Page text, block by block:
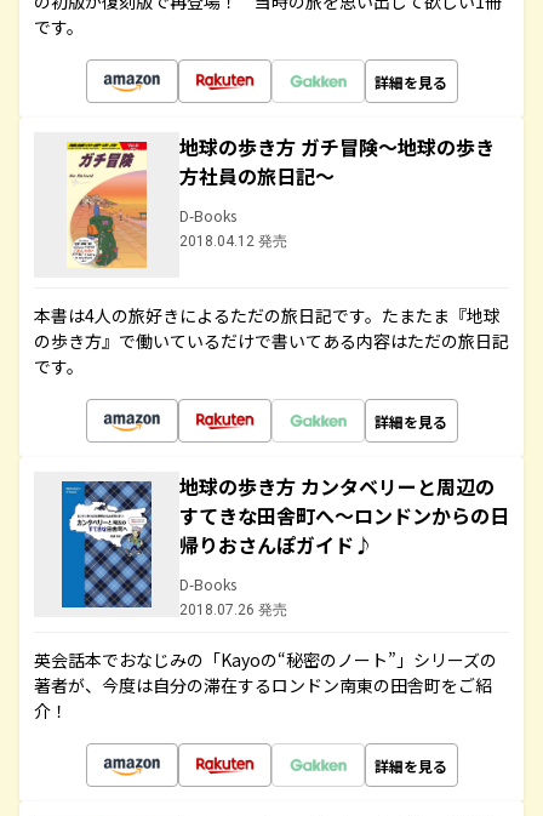
です。
詳細を見る
地球の歩き方 ガチ冒険～地球の歩き
方社員の旅日記～
D-Books
2018.04.12 発売
本書は4人の旅好きによるただの旅日記です。たまたま『地球
の歩き方』で働いているだけで書いてある内容はただの旅日記
です。
詳細を見る
地球の歩き方 カンタベリーと周辺の
すてきな田舎町へ～ロンドンからの日
帰りおさんぽガイド♪
D-Books
2018.07.26 発売
英会話本でおなじみの「Kayoの“秘密のノート”」シリーズの
著者が、今度は自分の滞在するロンドン南東の田舎町をご紹
介！
詳細を見る